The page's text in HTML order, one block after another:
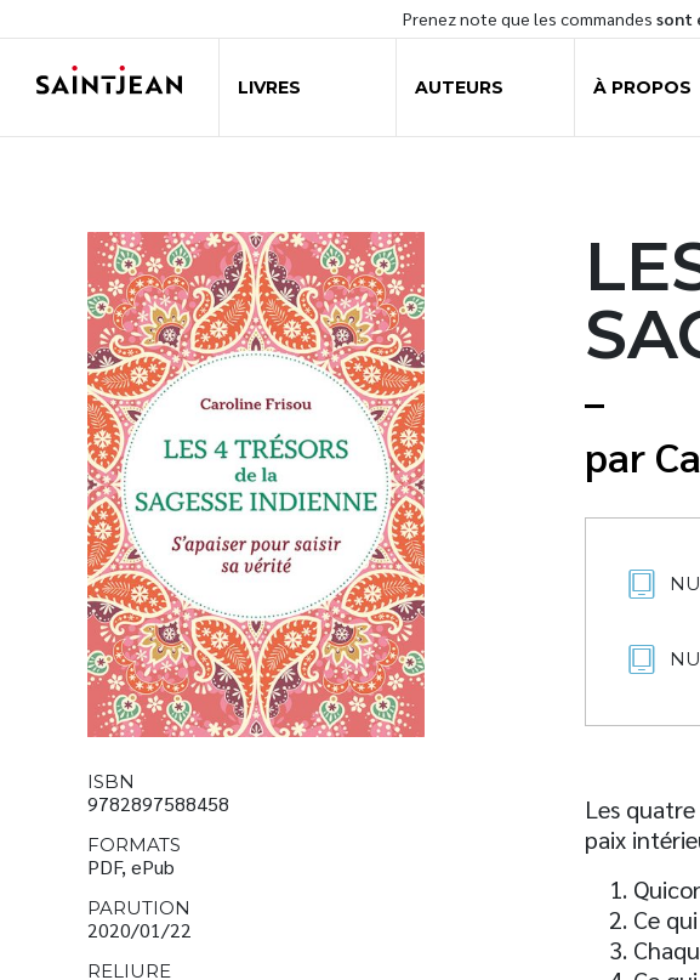
Prenez note que les commandes sont
LIVRES AUTEURS À PROPOS
Les
paix
Ce
ISBN
9782897588458
FORMATS
PDF, ePub
PARUTION
2020/01/22
RELIURE